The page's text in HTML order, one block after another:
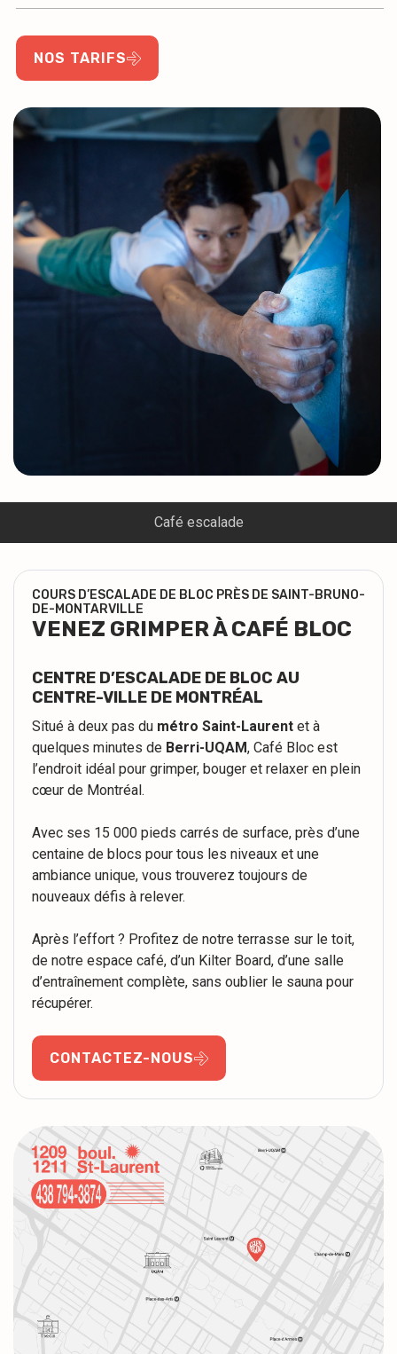
NOS TARIFS
Café escalade
COURS D’ESCALADE DE BLOC PRÈS DE SAINT-BRUNO-
DE-MONTARVILLE
VENEZ GRIMPER À CAFÉ BLOC
CENTRE D’ESCALADE DE BLOC AU
CENTRE-VILLE DE MONTRÉAL
Situé à deux pas du métro Saint-Laurent et à
quelques minutes de Berri-UQAM, Café Bloc est
l’endroit idéal pour grimper, bouger et relaxer en plein
cœur de Montréal.
Avec ses 15 000 pieds carrés de surface, près d’une
centaine de blocs pour tous les niveaux et une
ambiance unique, vous trouverez toujours de
nouveaux défis à relever.
Après l’effort ? Profitez de notre terrasse sur le toit,
de notre espace café, d’un Kilter Board, d’une salle
d’entraînement complète, sans oublier le sauna pour
récupérer.
CONTACTEZ-NOUS